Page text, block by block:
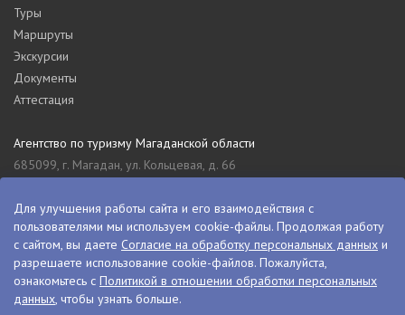
Туры
Маршруты
Экскурсии
Документы
Аттестация
Агентство по туризму Магаданской области
685099, г. Магадан, ул. Кольцевая, д. 66
8 (4132) 61-76-67
Туристский информационный центр Магаданской области
685000, г. Магадан, ул. Пролетарская, д. 11
visitkolyma@mail.ru
+7 (4132) 60-70-11
Для улучшения работы сайта и его взаимодействия с
пользователями мы используем cookie-файлы. Продолжая работу
с сайтом, вы даете Согласие на обработку персональных данных и
разрешаете использование cookie-файлов. Пожалуйста,
ознакомьтесь с Политикой в отношении обработки персональных
данных, чтобы узнать больше.